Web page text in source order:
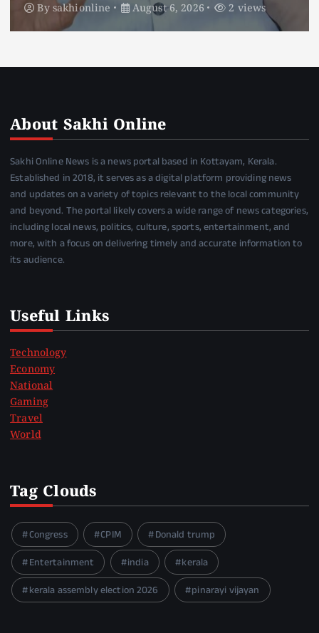
By sakhionline August 6, 2026 2 views
About Sakhi Online
Sakhi Online News is a news portal based in Kottayam, Kerala.
Established in 2018, it serves as a digital platform providing news
and updates on a variety of topics relevant to the local community
and beyond. The portal likely covers a wide range of news categories,
including local news, politics, culture, sports, entertainment, and
more, with a focus on delivering timely and accurate information to
its audience.
Useful Links
Technology
Economy
National
Gaming
Travel
World
Tag Clouds
Congress CPIM
Donald trump
Entertainment
india
kerala
kerala assembly election 2026
pinarayi vijayan